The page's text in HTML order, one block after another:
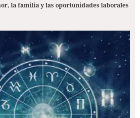
la familia y las oportunidades laborales